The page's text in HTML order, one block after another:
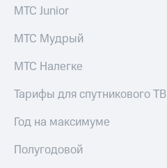
МТС Junior
МТС Мудрый
МТС Налегке
Тарифы для спутникового ТВ
Год на максимуме
Полугодовой